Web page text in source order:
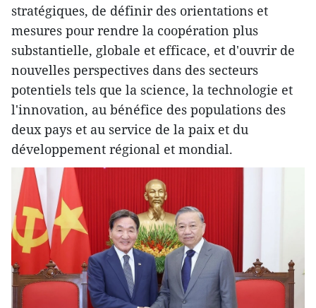
stratégiques, de définir des orientations et
mesures pour rendre la coopération plus
substantielle, globale et efficace, et d'ouvrir de
nouvelles perspectives dans des secteurs
potentiels tels que la science, la technologie et
l'innovation, au bénéfice des populations des
deux pays et au service de la paix et du
développement régional et mondial.